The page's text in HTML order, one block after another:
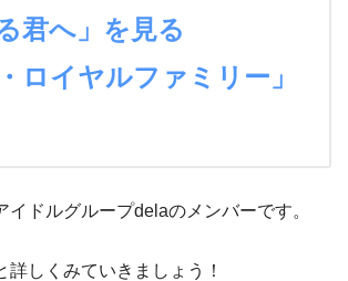
君へ」を見る
ロイヤルファミリー」
イドルグループdelaのメンバーです。
詳しくみていきましょう！